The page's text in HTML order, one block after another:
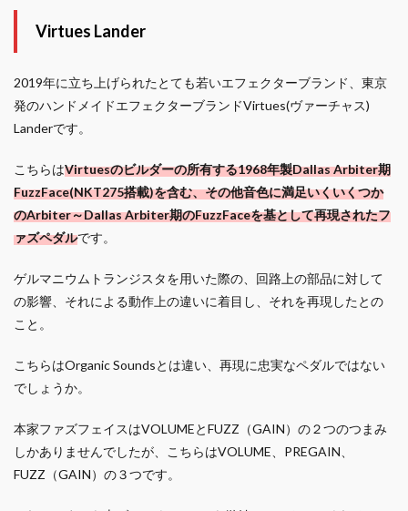
Virtues Lander
2019年に立ち上げられたとても若いエフェクターブランド、東京
発のハンドメイドエフェクターブランドVirtues(ヴァーチャス)
Landerです。
こちらはVirtuesのビルダーの所有する1968年製Dallas Arbiter期
FuzzFace(NKT275搭載)を含む、その他音色に満足いくいくつか
のArbiter～Dallas Arbiter期のFuzzFaceを基として再現されたフ
ァズペダルです。
ゲルマニウムトランジスタを用いた際の、回路上の部品に対して
の影響、それによる動作上の違いに着目し、それを再現したとの
こと。
こちらはOrganic Soundsとは違い、再現に忠実なペダルではない
でしょうか。
本家ファズフェイスはVOLUMEとFUZZ（GAIN）の２つのつまみ
しかありませんでしたが、こちらはVOLUME、PREGAIN、
FUZZ（GAIN）の３つです。